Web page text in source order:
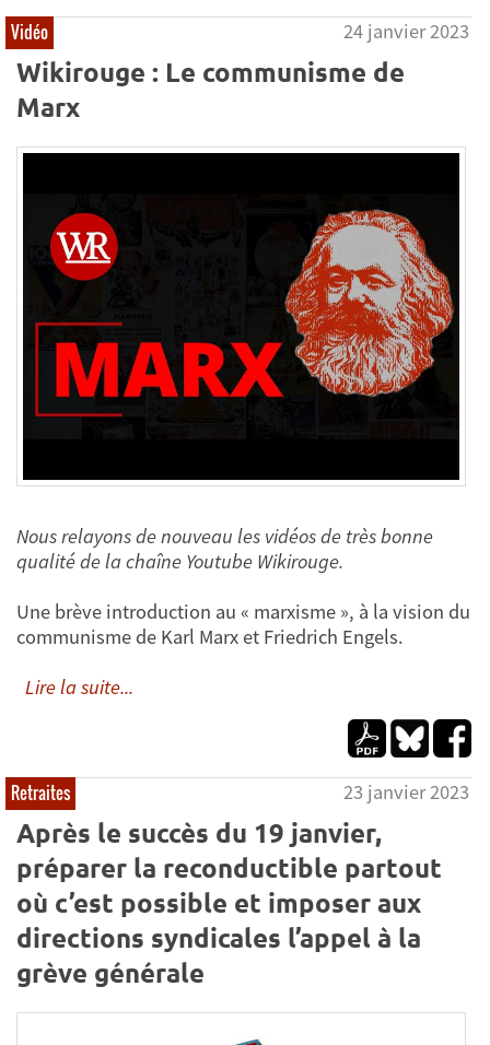
Vidéo 24 janvier 2023
Wikirouge : Le communisme de
Marx
Nous relayons de nouveau les vidéos de très bonne
qualité de la chaîne Youtube Wikirouge.
Une brève introduction au « marxisme », à la vision du
communisme de Karl Marx et Friedrich Engels.
Lire la suite...
Retraites 23 janvier 2023
Après le succès du 19 janvier,
préparer la reconductible partout
où c’est possible et imposer aux
directions syndicales l’appel à la
grève générale